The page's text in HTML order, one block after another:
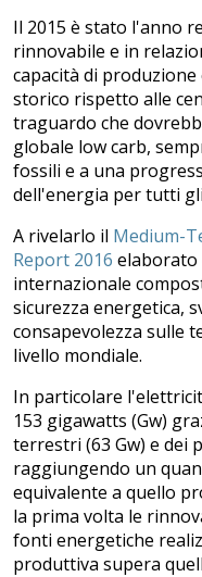
Il 2015 è stato l'anno
rinnovabile e in
capacità di
storico rispetto alle
traguardo che
globale low carb,
fossili e a una
dell'energia per tutti
A rivelarlo il Medium-
Report 2016 elaborato
internazionale
sicurezza energetica,
consapevolezza sulle
livello mondiale.
In particolare
153 gigawatts (Gw)
terrestri (63 Gw) e dei
raggiungendo un
equivalente a quello
la prima volta le
fonti energetiche
produttiva supera